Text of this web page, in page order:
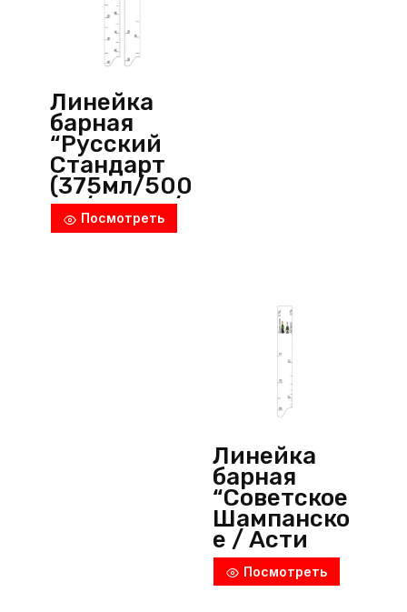
Линейка
барная
“Русский
Стандарт
(375мл/500
мл/750мл/
1л)”,Посмотреть
Линейка
барная
“Советское
Шампанско
е / Асти
Мартини”
(750мл),
Посмотреть